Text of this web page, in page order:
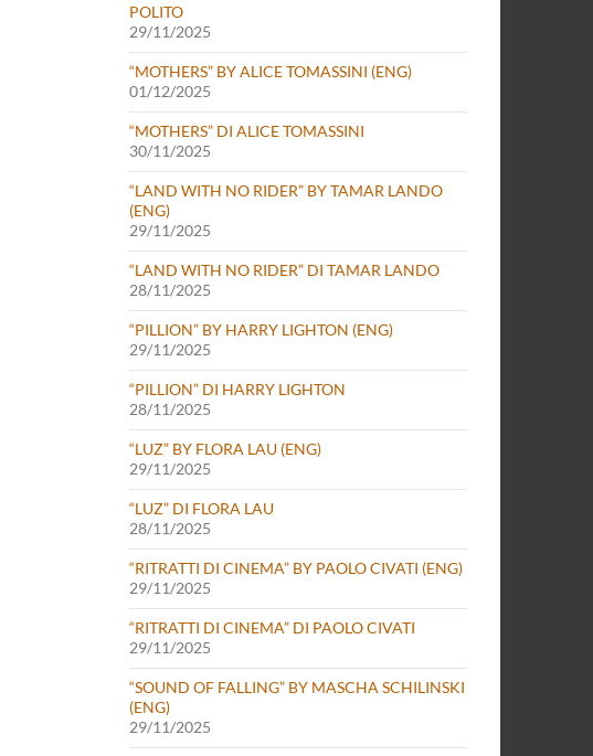
POLITO
29/11/2025
“MOTHERS” BY ALICE TOMASSINI (ENG)
01/12/2025
“MOTHERS” DI ALICE TOMASSINI
30/11/2025
“LAND WITH NO RIDER” BY TAMAR LANDO
(ENG)
29/11/2025
“LAND WITH NO RIDER” DI TAMAR LANDO
28/11/2025
“PILLION” BY HARRY LIGHTON (ENG)
29/11/2025
“PILLION” DI HARRY LIGHTON
28/11/2025
“LUZ” BY FLORA LAU (ENG)
29/11/2025
“LUZ” DI FLORA LAU
28/11/2025
“RITRATTI DI CINEMA” BY PAOLO CIVATI (ENG)
29/11/2025
“RITRATTI DI CINEMA” DI PAOLO CIVATI
29/11/2025
“SOUND OF FALLING” BY MASCHA SCHILINSKI
(ENG)
29/11/2025